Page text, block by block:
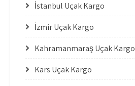
İstanbul Uçak Kargo
İzmir Uçak Kargo
Kahramanmaraş Uçak Kargo
Kars Uçak Kargo